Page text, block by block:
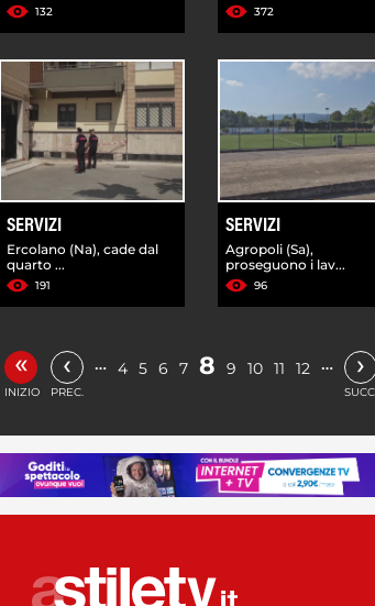
132 372
SERVIZI
Ercolano (Na), cade dal
quarto ...
191
SERVIZI
Agropoli (Sa),
proseguono i lav...
96
«
INIZIO
‹
PREC.
… 4 5 6 7 8 9 10 11 12 … ›